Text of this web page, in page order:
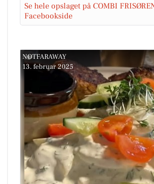
Se hele opslaget på COMBI
Facebookside
NOTFARAWAY
13. februar 2025